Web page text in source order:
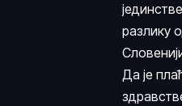
разлику
Да је